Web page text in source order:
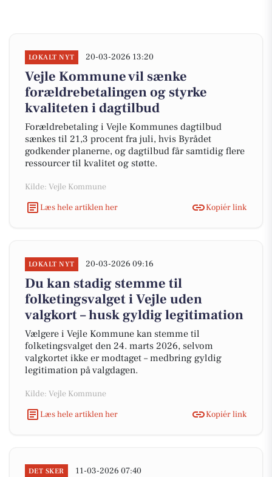
LOKALT NYT 20-03-2026 13:20
Vejle Kommune vil sænke
forældrebetalingen og styrke
kvaliteten i dagtilbud
Forældrebetaling i Vejle Kommunes dagtilbud
sænkes til 21,3 procent fra juli, hvis Byrådet
godkender planerne, og dagtilbud får samtidig flere
ressourcer til kvalitet og støtte.
Kilde: Vejle Kommune
Læs hele artiklen her
Kopiér link
LOKALT NYT 20-03-2026 09:16
Du kan stadig stemme til
folketingsvalget i Vejle uden
valgkort – husk gyldig legitimation
Vælgere i Vejle Kommune kan stemme til
folketingsvalget den 24. marts 2026, selvom
valgkortet ikke er modtaget – medbring gyldig
legitimation på valgdagen.
Kilde: Vejle Kommune
Læs hele artiklen her
Kopiér link
DET SKER 11-03-2026 07:40